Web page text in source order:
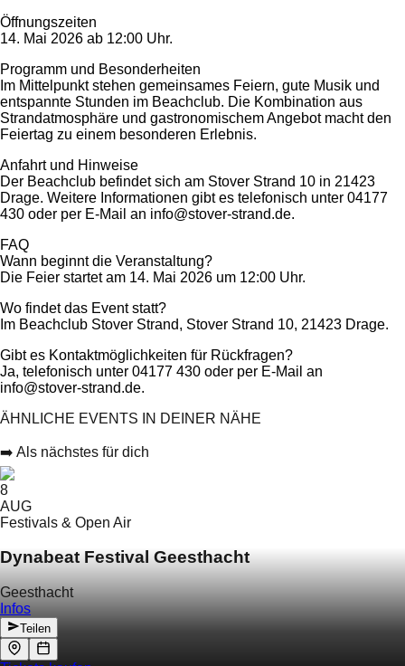
Öffnungszeiten
14. Mai 2026 ab 12:00 Uhr.
Programm und Besonderheiten
Im Mittelpunkt stehen gemeinsames Feiern, gute Musik und
entspannte Stunden im Beachclub. Die Kombination aus
Strandatmosphäre und gastronomischem Angebot macht den
Feiertag zu einem besonderen Erlebnis.
Anfahrt und Hinweise
Der Beachclub befindet sich am Stover Strand 10 in 21423
Drage. Weitere Informationen gibt es telefonisch unter 04177
430 oder per E-Mail an info@stover-strand.de.
FAQ
Wann beginnt die Veranstaltung?
Die Feier startet am 14. Mai 2026 um 12:00 Uhr.
Wo findet das Event statt?
Im Beachclub Stover Strand, Stover Strand 10, 21423 Drage.
Gibt es Kontaktmöglichkeiten für Rückfragen?
Ja, telefonisch unter 04177 430 oder per E-Mail an
info@stover-strand.de.
ÄHNLICHE EVENTS IN DEINER NÄHE
➡️ Als nächstes für dich
8
AUG
Festivals & Open Air
Dynabeat Festival Geesthacht
Geesthacht
Infos
Teilen